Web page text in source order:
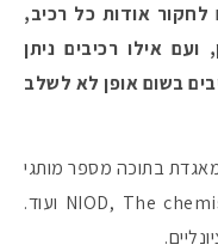
לחקור אודות כל רכיב,
אילו רכיבים ניתן
בשום אופן לא לשלב
בתוכה מספר מותגי
ביוטי, ביניהם NIOD, The chemistry brand, Hylamide ועוד.